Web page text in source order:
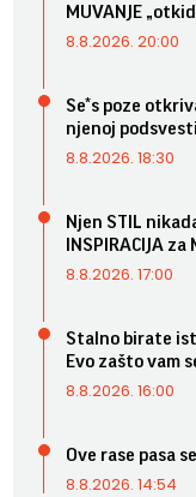
MUVANJE
8.8.2026. 20:00
Se*s poze
njenoj podsvesti
8.8.2026. 18:30
Njen STIL
INSPIRACIJA
8.8.2026. 17:00
Stalno birate
Evo zašto vam
8.8.2026. 16:00
Ove rase pasa
8.8.2026. 14:54